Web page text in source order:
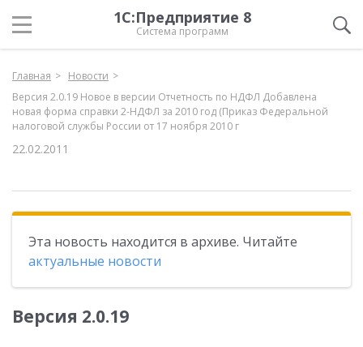
1С:Предприятие 8
Система программ
Главная
Новости
Версия 2.0.19 Новое в версии Отчетность по НДФЛ Добавлена
новая форма справки 2-НДФЛ за 2010 год (Приказ Федеральной
налоговой службы России от 17 ноября 2010 г
22.02.2011
Эта новость находится в архиве. Читайте
актуальные новости
Версия 2.0.19